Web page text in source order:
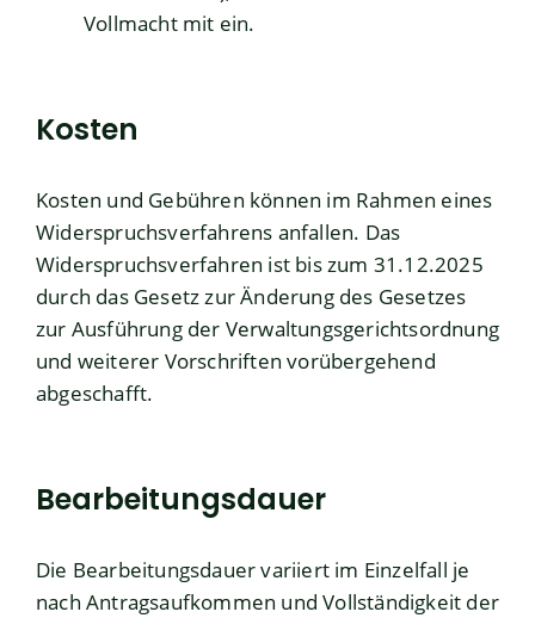
Vollmacht mit ein.
Kosten
Kosten und Gebühren können im Rahmen eines
Widerspruchsverfahrens anfallen. Das
Widerspruchsverfahren ist bis zum 31.12.2025
durch das Gesetz zur Änderung des Gesetzes
zur Ausführung der Verwaltungsgerichtsordnung
und weiterer Vorschriften vorübergehend
abgeschafft.
Bearbeitungsdauer
Die Bearbeitungsdauer variiert im Einzelfall je
nach Antragsaufkommen und Vollständigkeit der